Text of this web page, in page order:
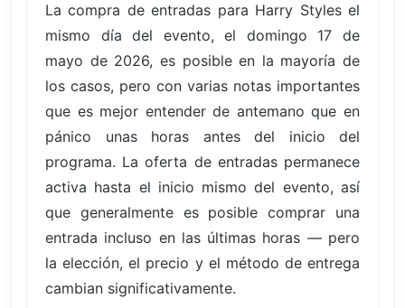
La compra de entradas para Harry Styles el
mismo día del evento, el domingo 17 de
mayo de 2026, es posible en la mayoría de
los casos, pero con varias notas importantes
que es mejor entender de antemano que en
pánico unas horas antes del inicio del
programa. La oferta de entradas permanece
activa hasta el inicio mismo del evento, así
que generalmente es posible comprar una
entrada incluso en las últimas horas — pero
la elección, el precio y el método de entrega
cambian significativamente.